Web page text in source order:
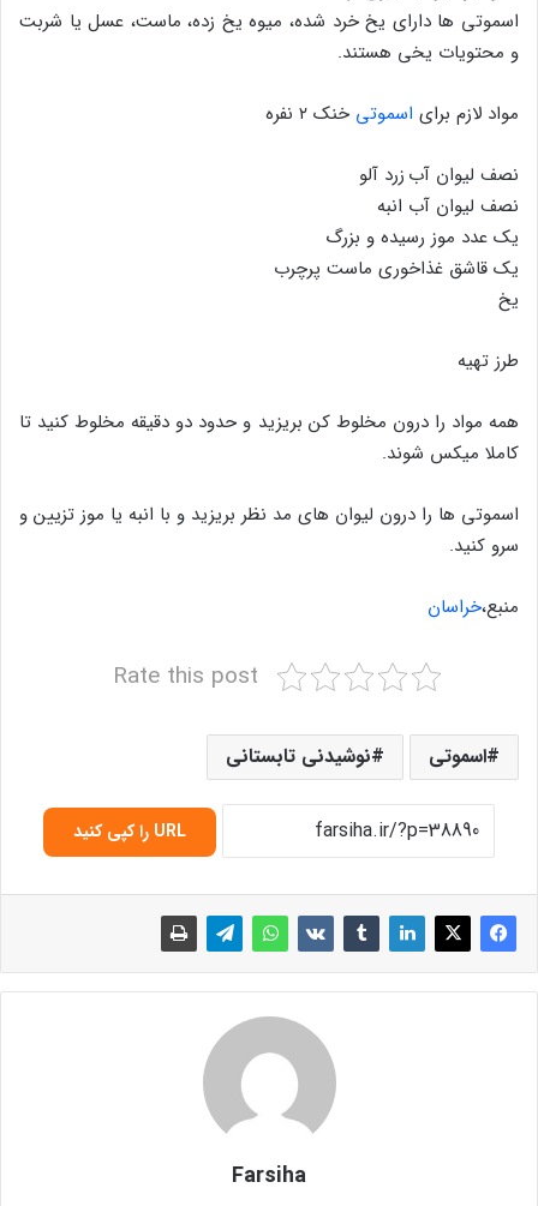
اسموتی ها دارای یخ خرد شده، میوه یخ زده، ماست، عسل یا شربت
و محتویات یخی هستند.
مواد لازم برای اسموتی خنک ۲ نفره
نصف لیوان آب زرد آلو
نصف لیوان آب انبه
یک عدد موز رسیده و بزرگ
یک قاشق غذاخوری ماست پرچرب
یخ
طرز تهیه
همه مواد را درون مخلوط کن بریزید و حدود دو دقیقه مخلوط کنید تا
کاملا میکس شوند.
اسموتی ها را درون لیوان های مد نظر بریزید و با انبه یا موز تزیین و
سرو کنید.
منبع،خراسان
Rate this post
اسموتی نوشیدنی تابستانی
URL را کپی کنید
Farsiha